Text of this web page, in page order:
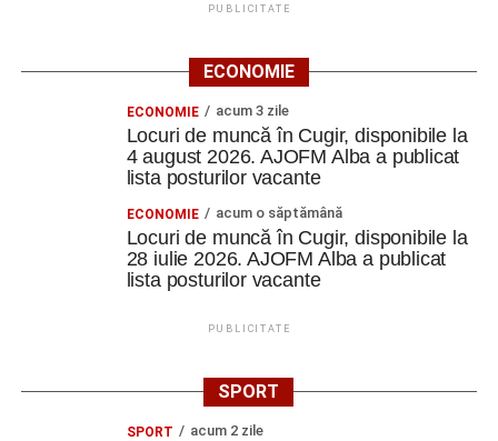
PUBLICITATE
ECONOMIE
ECONOMIE acum 3 zile
Locuri de muncă în Cugir, disponibile la
4 august 2026. AJOFM Alba a publicat
lista posturilor vacante
ECONOMIE acum o săptămână
Locuri de muncă în Cugir, disponibile la
28 iulie 2026. AJOFM Alba a publicat
lista posturilor vacante
PUBLICITATE
SPORT
SPORT acum 2 zile